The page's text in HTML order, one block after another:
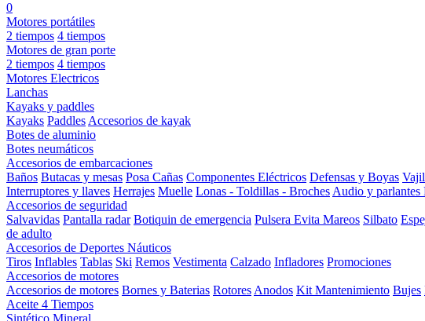
0
Motores portátiles
2 tiempos 4 tiempos
Motores de gran porte
2 tiempos 4 tiempos
Motores Electricos
Lanchas
Kayaks y paddles
Kayaks Paddles Accesorios de kayak
Botes de aluminio
Botes neumáticos
Accesorios de embarcaciones
Baños Butacas y mesas Posa Cañas Componentes Eléctricos Defensas y Boyas
Interruptores y llaves Herrajes Muelle Lonas - Toldillas - Broches Audio y parlantes
Accesorios de seguridad
Salvavidas Pantalla radar Botiquin de emergencia Pulsera Evita Mareos Silbato
de adulto
Accesorios de Deportes Náuticos
Tiros Inflables Tablas Ski Remos Vestimenta Calzado Infladores Promociones
Accesorios de motores
Accesorios de motores Bornes y Baterias Rotores Anodos Kit Mantenimiento Bujes
Aceite 4 Tiempos
Sintético Mineral